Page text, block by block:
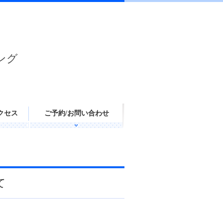
グ
セス ご予約/お問い合わせ